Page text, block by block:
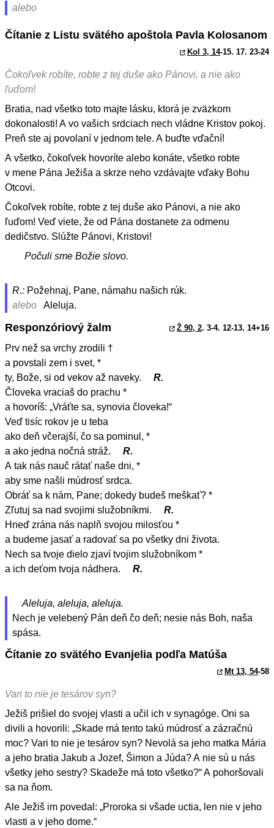
alebo
Čítanie z Listu svätého apoštola Pavla Kolosanom
Kol 3, 14-15. 17. 23-24
Čokoľvek robíte, robte z tej duše ako Pánovi, a nie ako
ľuďom!
Bratia, nad všetko toto majte lásku, ktorá je zväzkom
dokonalosti! A vo vašich srdciach nech vládne Kristov pokoj.
Preň ste aj povolaní v jednom tele. A buďte vďační!
A všetko, čokoľvek hovoríte alebo konáte, všetko robte
v mene Pána Ježiša a skrze neho vzdávajte vďaky Bohu
Otcovi.
Čokoľvek robíte, robte z tej duše ako Pánovi, a nie ako
ľuďom! Veď viete, že od Pána dostanete za odmenu
dedičstvo. Slúžte Pánovi, Kristovi!
Počuli sme Božie slovo.
R.: Požehnaj, Pane, námahu našich rúk.
alebo
Aleluja.
Responzóriový žalm Ž 90, 2. 3-4. 12-13. 14+16
Prv než sa vrchy zrodili †
a povstali zem i svet, *
ty, Bože, si od vekov až naveky.
R.
Človeka vraciaš do prachu *
a hovoríš: „Vráťte sa, synovia človeka!“
Veď tisíc rokov je u teba
ako deň včerajší, čo sa pominul, *
a ako jedna nočná stráž.
R.
A tak nás nauč rátať naše dni, *
aby sme našli múdrosť srdca.
Obráť sa k nám, Pane; dokedy budeš meškať? *
Zľutuj sa nad svojimi služobníkmi.
R.
Hneď zrána nás naplň svojou milosťou *
a budeme jasať a radovať sa po všetky dni života.
Nech sa tvoje dielo zjaví tvojim služobníkom *
a ich deťom tvoja nádhera.
R.
Aleluja, aleluja, aleluja.
Nech je velebený Pán deň čo deň; nesie nás Boh, naša
spása.
Čítanie zo svätého Evanjelia podľa Matúša
Mt 13, 54-58
Vari to nie je tesárov syn?
Ježiš prišiel do svojej vlasti a učil ich v synagóge. Oni sa
divili a hovorili: „Skade má tento takú múdrosť a zázračnú
moc? Vari to nie je tesárov syn? Nevolá sa jeho matka Mária
a jeho bratia Jakub a Jozef, Šimon a Júda? A nie sú u nás
všetky jeho sestry? Skadeže má toto všetko?“ A pohoršovali
sa na ňom.
Ale Ježiš im povedal: „Proroka si všade uctia, len nie v jeho
vlasti a v jeho dome.“